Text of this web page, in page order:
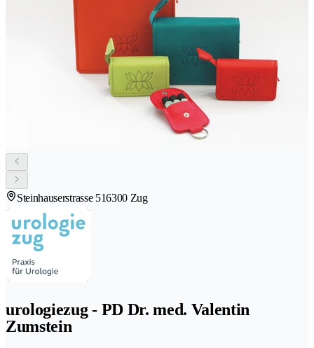
Steinhauserstrasse 516300 Zug
urologiezug - PD Dr. med. Valentin
Zumstein